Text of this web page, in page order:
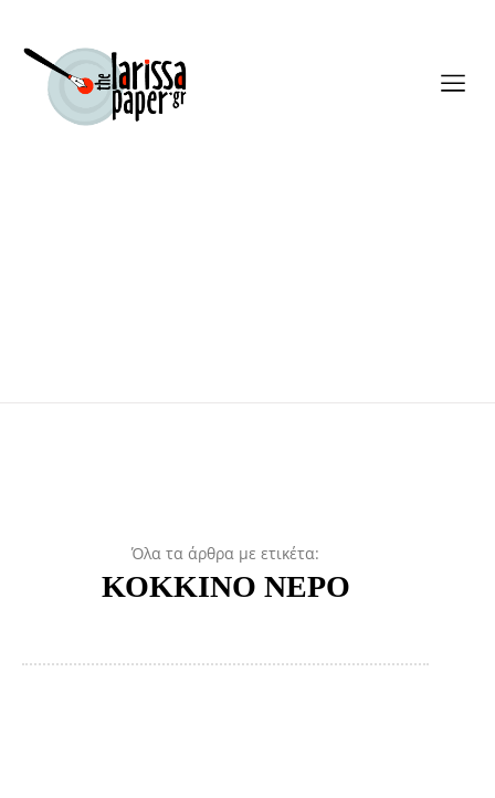
Όλα τα άρθρα με ετικέτα:
ΚΟΚΚΙΝΟ ΝΕΡΟ